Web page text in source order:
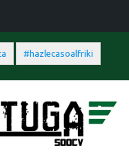
#hazlecasoalfriki